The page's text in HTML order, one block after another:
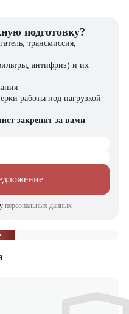
и надежность!
подготовку?
трансмиссия,
антифриз) и их
работы под нагрузкой
закрепит за вами
персональных данных